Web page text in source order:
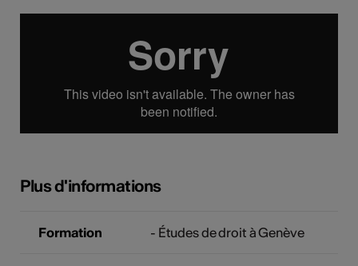
Plus d'informations
Formation - Études de droit à Genève